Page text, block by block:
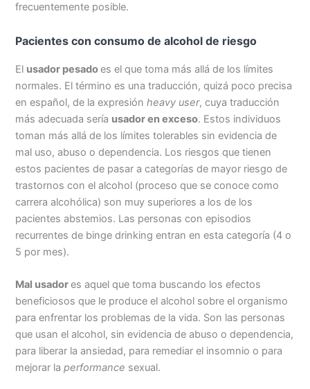
frecuentemente posible.
Pacientes con consumo de alcohol de riesgo
El usador pesadoes el que toma más allá de los límites
normales. El término es una traducción, quizá poco precisa
en español, de la expresiónheavy user, cuya traducción
más adecuada sería usador en exceso. Estos individuos
toman más allá de los límites tolerables sin evidencia de
mal uso, abuso o dependencia. Los riesgos que tienen
estos pacientes de pasar a categorías de mayor riesgo de
trastornos con el alcohol (proceso que se conoce como
carrera alcohólica) son muy superiores a los de los
pacientes abstemios. Las personas con episodios
recurrentes de binge drinking entran en esta categoría (4 o
5 por mes).
Mal usadores aquel que toma buscando los efectos
beneficiosos que le produce el alcohol sobre el organismo
para enfrentar los problemas de la vida. Son las personas
que usan el alcohol, sin evidencia de abuso o dependencia,
para liberar la ansiedad, para remediar el insomnio o para
mejorar laperformance sexual.